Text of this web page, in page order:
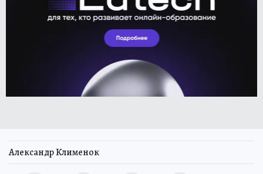
Александр Клименок